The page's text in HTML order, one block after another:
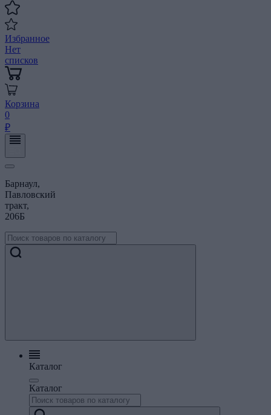
Избранное
Нет
списков
Корзина
0
₽
Барнаул,
Павловский
тракт,
206Б
Каталог
Каталог